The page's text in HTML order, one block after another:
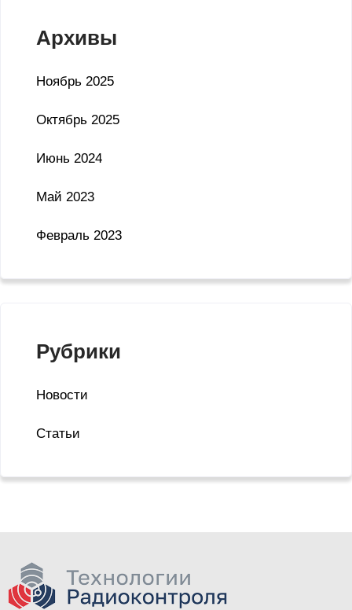
Архивы
Ноябрь 2025
Октябрь 2025
Июнь 2024
Май 2023
Февраль 2023
Рубрики
Новости
Статьи